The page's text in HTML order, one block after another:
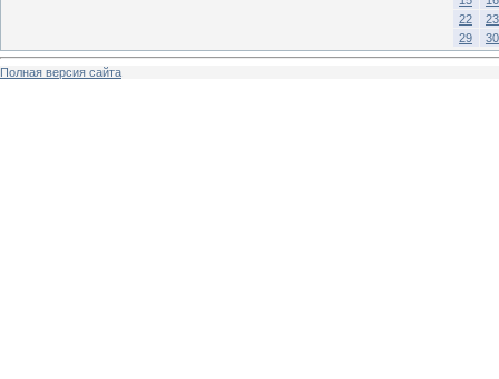
22
23
29
30
Полная версия сайта